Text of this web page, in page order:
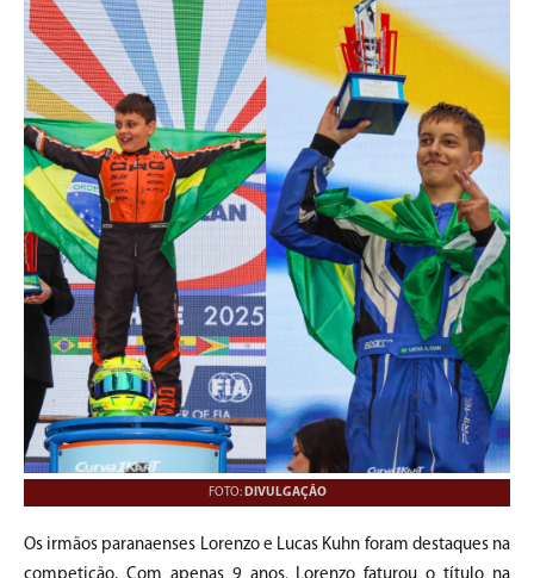
FOTO: DIVULGAÇÃO
Os irmãos paranaenses Lorenzo e Lucas Kuhn foram destaques na